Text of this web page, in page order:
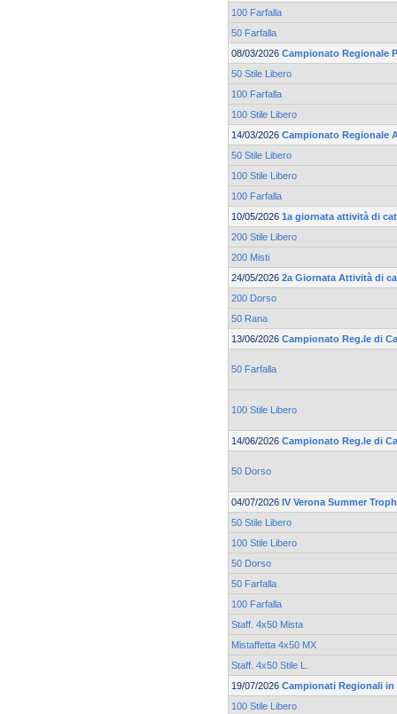
100 Farfalla
50 Farfalla
08/03/2026 Campionato Regionale
50 Stile Libero
100 Farfalla
100 Stile Libero
14/03/2026 Campionato Regionale
50 Stile Libero
100 Stile Libero
100 Farfalla
10/05/2026 1a giornata attività di
200 Stile Libero
200 Misti
24/05/2026 2a Giornata Attività di
200 Dorso
50 Rana
13/06/2026 Campionato Reg.le di
50 Farfalla
100 Stile Libero
14/06/2026 Campionato Reg.le di
50 Dorso
04/07/2026 IV Verona Summer
50 Stile Libero
100 Stile Libero
50 Dorso
50 Farfalla
100 Farfalla
Staff. 4x50 Mista
Mistaffetta 4x50 MX
Staff. 4x50 Stile L.
19/07/2026 Campionati Regionali in
100 Stile Libero